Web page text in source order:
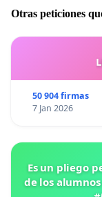
Otras peticiones
50 904 firmas
7 Jan 2026
Es un pliego
de los